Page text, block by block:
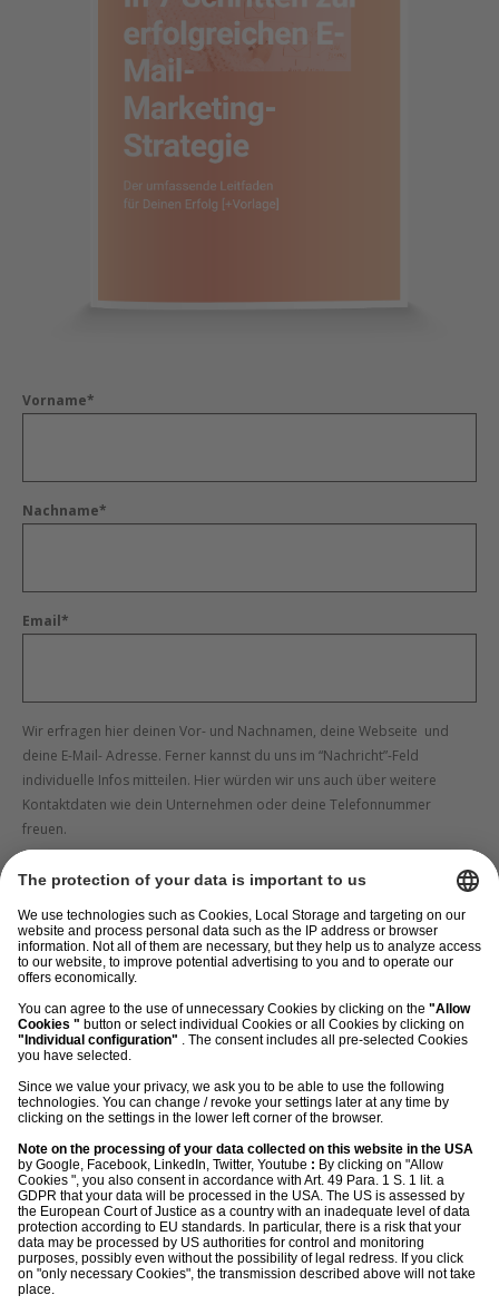
Vorname*
Nachname*
Email*
Wir erfragen hier deinen Vor- und Nachnamen, deine Webseite und
deine E-Mail- Adresse. Ferner kannst du uns im “Nachricht”-Feld
individuelle Infos mitteilen. Hier würden wir uns auch über weitere
Kontaktdaten wie dein Unternehmen oder deine Telefonnummer
freuen.
Es unterliegt deiner freien Entscheidung, ob du uns diese Daten mitteilst.
Je mehr Angaben du machst, desto besser können wir uns ein Bild
machen. Die Daten werden verschlüsselt übertragen. Du bist Herr
deiner Daten und kannst deine Nutzerrechte, z.B. Widerruf oder
Auskunftsrecht jederzeit ausüben. Wie, das steht in unserer
Datenschutzerklärung
Ich stimme zu, dass morefire mir den Newsletter und E-
Mails mit inhaltlich eng verbundenen Infos und
Angeboten zusendet. Ich kann die Einwilligung jederzeit
per E-Mail an kontaktformular@more-fire.com oder auf
dem Postweg widerrufen. Oder du benutzt einfach den
Abmeldelink in jeder E-Mail. Du bist Herr deiner Daten
und kannst deine Nutzerrechte, z.B. Widerruf oder
Auskunftsrecht jederzeit ausüben. Wie, das steht in
unsererDatenschutzerklärung.